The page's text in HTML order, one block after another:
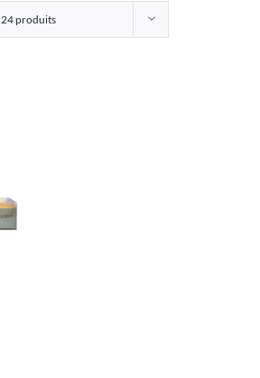
24 produits